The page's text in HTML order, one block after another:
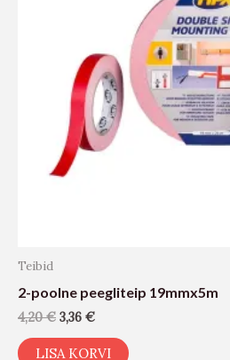
Teibid
2-poolne peegliteip 19mmx5m
4,20€ 3,36 €
LISA KORVI